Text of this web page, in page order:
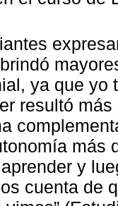
ya que yo
resultó
más
y
cuenta de